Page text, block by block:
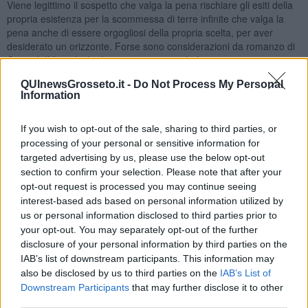
QUInewsGrosseto.it - Do Not Process My Personal
Information
If you wish to opt-out of the sale, sharing to third parties, or
processing of your personal or sensitive information for
targeted advertising by us, please use the below opt-out
section to confirm your selection. Please note that after your
opt-out request is processed you may continue seeing
interest-based ads based on personal information utilized by
us or personal information disclosed to third parties prior to
your opt-out. You may separately opt-out of the further
disclosure of your personal information by third parties on the
IAB’s list of downstream participants. This information may
also be disclosed by us to third parties on the IAB’s List of
Downstream Participants that may further disclose it to other
Viene legittimo il sospetto che valga la pena rischiare gli esiti della
propria esistenza per la scommessa di terre infinite che valga la
pena anche di essere orgogliosi della propria scelta, per aver
desiderato un orizzonte. Forse sono considerazioni da romanzo di
Conrad. Il fatto è che ho sempre amato chi è partito con minore o
arrischiato nei luoghi più lontani della terra, arrabattando il suo
nome mezzo così e mezzo così, facendosi capire, fa-cendosi
sempre facendosi amare.
Sospetto che in questo modo abbia come cercato rifugio da sé
stesso. Vai a sapere se è la strada giusta, godersi la sua magra
pensione sorseggiando il mate in una periferia sperduta al limite
della pampa.Forse si è semplicemente arreso, incapace di fare altri
passi, incapace di andare avanti, almeno inItalia. Di ritrovare valori
e soprattutto nuove relazioni. Cosa necessaria per vivere gli anni
che rimangono, sfrondando tutto ciò che è inutile, inessenziale,
persino dannoso. Un naufrago quando non può più lottare contro il
vento e il mare per seguire la sua rotta ha solo due possibilità.
L’andatura di cappa che lo fa andare alla deriva. Oppure la fuga
davanti alla tempesta con il vento in poppa e un mare bendisposto